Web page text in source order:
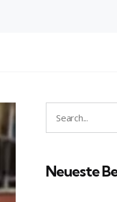
Search
for:
Neueste